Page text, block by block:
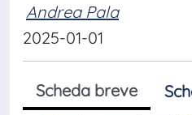
Andrea Pala
2025-01-01
Scheda breve